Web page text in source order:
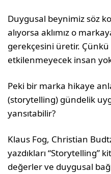
Duygusal beynimiz söz
alıyorsa aklımız o
gerekçesini üretir.
etkilenmeyecek insan
Peki bir marka hikaye
(storytelling) gündelik
yansıtabilir?
Klaus Fog, Christian
yazdıkları “Storytelling”
değerler ve duygusal